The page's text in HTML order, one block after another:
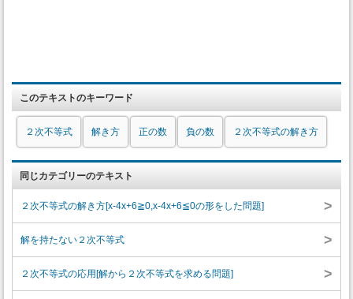
このテキストのキーワード
２次不等式 解き方 正の数 負の数 ２次不等式の解き方
同じカテゴリーのテキスト
２次不等式の解き方[x-4x+6≧0,x-4x+6≦0の形をした問題] >
解を持たない２次不等式 >
２次不等式の応用[解から２次不等式を求める問題] >